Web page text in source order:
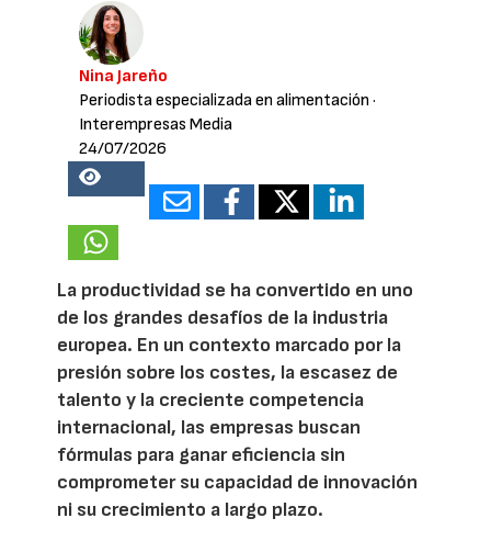
Nina Jareño
Periodista especializada en alimentación ·
Interempresas Media
24/07/2026
19288
La productividad se ha convertido en uno
de los grandes desafíos de la industria
europea. En un contexto marcado por la
presión sobre los costes, la escasez de
talento y la creciente competencia
internacional, las empresas buscan
fórmulas para ganar eficiencia sin
comprometer su capacidad de innovación
ni su crecimiento a largo plazo.